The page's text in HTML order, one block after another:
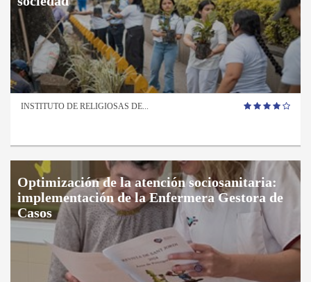
INSTITUTO DE RELIGIOSAS DE...
Optimización de la atención sociosanitaria:
implementación de la Enfermera Gestora de
Casos